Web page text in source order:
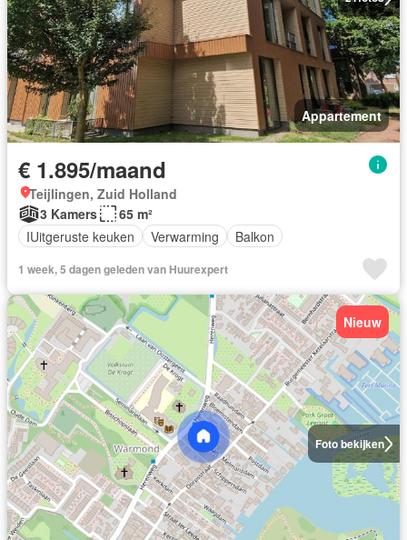
Appartement
€ 1.895/maand
Teijlingen, Zuid Holland
3 Kamers
65 m²
IUitgeruste keuken
Verwarming Balkon
1 week, 5 dagen geleden van Huurexpert
Foto bekijken
Nieuw